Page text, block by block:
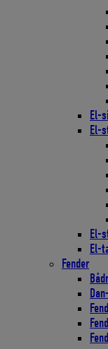
El-
El-
El-
El-
Fender